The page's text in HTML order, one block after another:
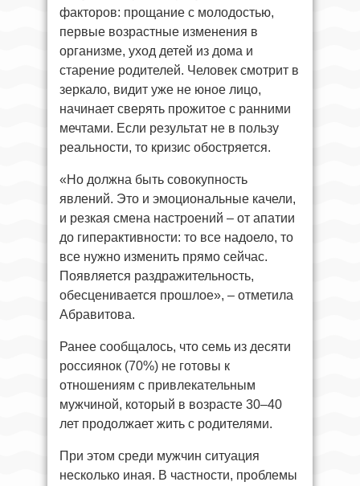
факторов: прощание с молодостью,
первые возрастные изменения в
организме, уход детей из дома и
старение родителей. Человек смотрит в
зеркало, видит уже не юное лицо,
начинает сверять прожитое с ранними
мечтами. Если результат не в пользу
реальности, то кризис обостряется.
«Но должна быть совокупность
явлений. Это и эмоциональные качели,
и резкая смена настроений – от апатии
до гиперактивности: то все надоело, то
все нужно изменить прямо сейчас.
Появляется раздражительность,
обесценивается прошлое», – отметила
Абравитова.
Ранее сообщалось, что семь из десяти
россиянок (70%) не готовы к
отношениям с привлекательным
мужчиной, который в возрасте 30–40
лет продолжает жить с родителями.
При этом среди мужчин ситуация
несколько иная. В частности, проблемы